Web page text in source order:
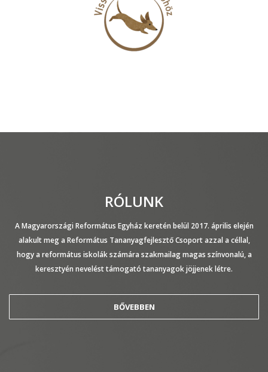
RÓLUNK
A Magyarországi Református Egyház keretén belül 2017. április elején
alakult meg a Református Tananyagfejlesztő Csoport azzal a céllal,
hogy a református iskolák számára szakmailag magas színvonalú, a
keresztyén nevelést támogató tananyagok jöjjenek létre.
BŐVEBBEN